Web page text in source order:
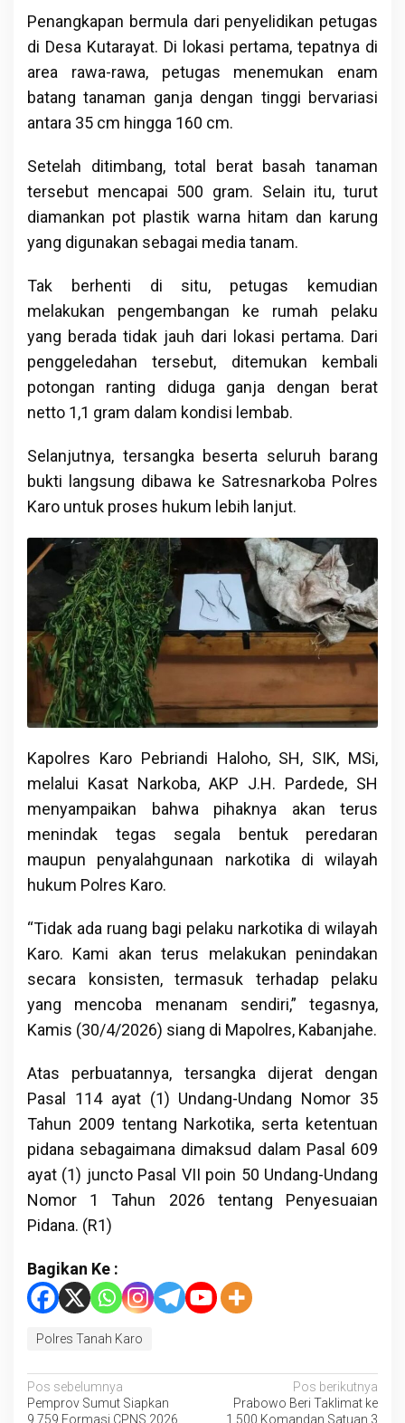
Penangkapan bermula dari penyelidikan petugas
di Desa Kutarayat. Di lokasi pertama, tepatnya di
area rawa-rawa, petugas menemukan enam
batang tanaman ganja dengan tinggi bervariasi
antara 35 cm hingga 160 cm.
Setelah ditimbang, total berat basah tanaman
tersebut mencapai 500 gram. Selain itu, turut
diamankan pot plastik warna hitam dan karung
yang digunakan sebagai media tanam.
Tak berhenti di situ, petugas kemudian
melakukan pengembangan ke rumah pelaku
yang berada tidak jauh dari lokasi pertama. Dari
penggeledahan tersebut, ditemukan kembali
potongan ranting diduga ganja dengan berat
netto 1,1 gram dalam kondisi lembab.
Selanjutnya, tersangka beserta seluruh barang
bukti langsung dibawa ke Satresnarkoba Polres
Karo untuk proses hukum lebih lanjut.
Kapolres Karo Pebriandi Haloho, SH, SIK, MSi,
melalui Kasat Narkoba, AKP J.H. Pardede, SH
menyampaikan bahwa pihaknya akan terus
menindak tegas segala bentuk peredaran
maupun penyalahgunaan narkotika di wilayah
hukum Polres Karo.
“Tidak ada ruang bagi pelaku narkotika di wilayah
Karo. Kami akan terus melakukan penindakan
secara konsisten, termasuk terhadap pelaku
yang mencoba menanam sendiri,” tegasnya,
Kamis (30/4/2026) siang di Mapolres, Kabanjahe.
Atas perbuatannya, tersangka dijerat dengan
Pasal 114 ayat (1) Undang-Undang Nomor 35
Tahun 2009 tentang Narkotika, serta ketentuan
pidana sebagaimana dimaksud dalam Pasal 609
ayat (1) juncto Pasal VII poin 50 Undang-Undang
Nomor 1 Tahun 2026 tentang Penyesuaian
Pidana. (R1)
Bagikan Ke :
Polres Tanah Karo
Navigasi
pos
Pos sebelumnya
Pemprov Sumut Siapkan
9.759 Formasi CPNS 2026,
Pos berikutnya
Prabowo Beri Taklimat ke
1.500 Komandan Satuan 3